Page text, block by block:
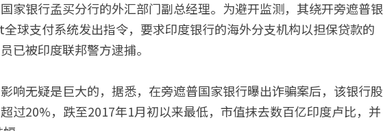
家银行孟买分行的外汇部门副总经理。为避开监测，其绕开旁遮普银
球支付系统发出指令，要求印度银行的海外分支机构以担保贷款的
已被印度联邦警方逮捕。
响无疑是巨大的，据悉，在旁遮普国家银行曝出诈骗案后，该银行股
过20%，跌至2017年1月初以来最低，市值抹去数百亿印度卢比，并